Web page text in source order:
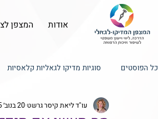
אודות המצפן
כל הפוסטים סוגיות מדיקו לגאליות קלאסיות
טכנולוגיה, טלמדיסין ורשתות חברתיות
עו"ד ליאת קיסר גרשט 20 בנוב׳ 2025